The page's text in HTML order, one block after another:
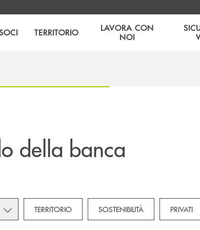
TERRITORIO
LAVORA CON
NOI
della banca
dropdown for Novità
Toggle subcategories dropdown for Soci
TERRITORIO SOSTENIBILITÀ PRIVATI